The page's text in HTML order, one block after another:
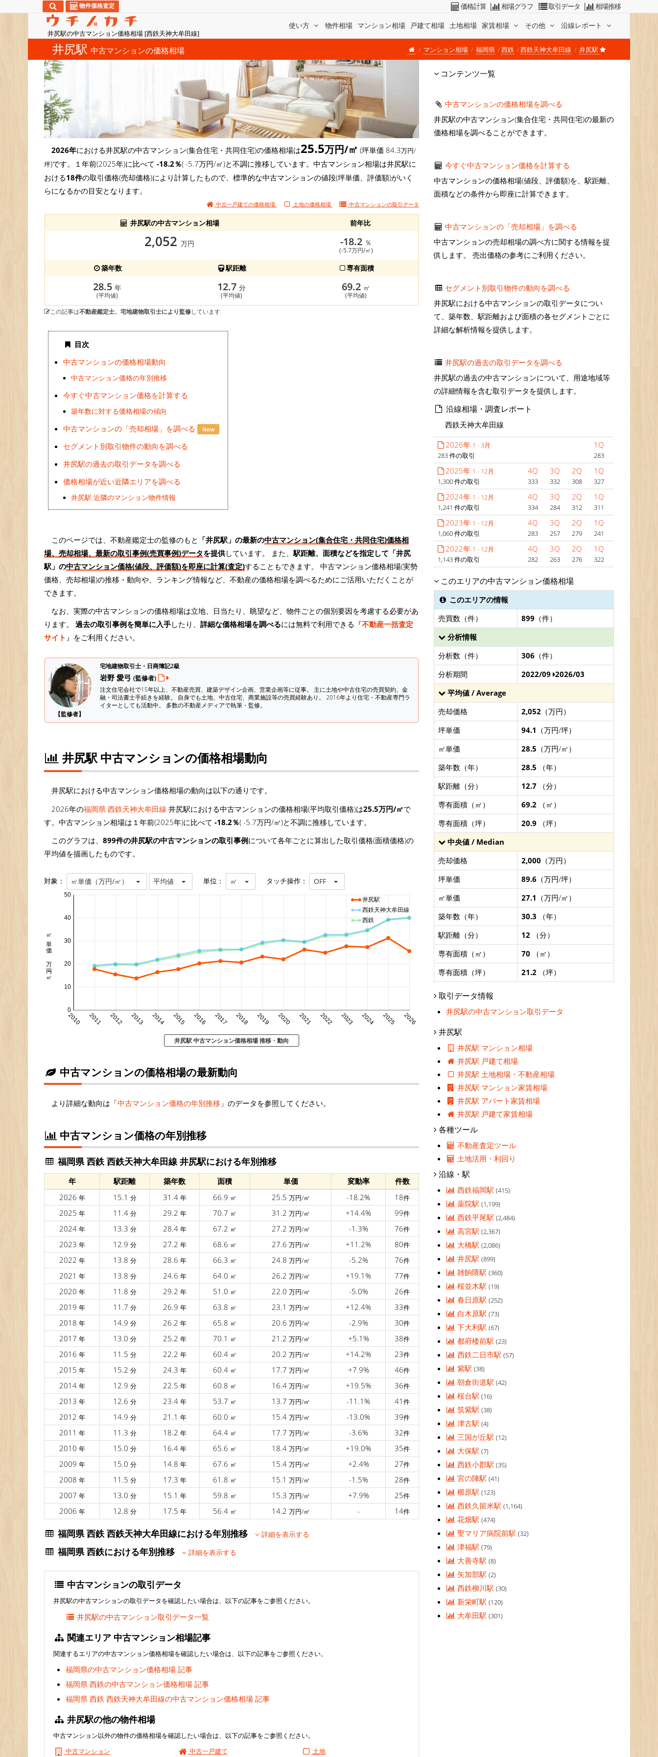
井尻駅の中古マンション価格相場 [西鉄天神大牟田線]
使い方 物件相場 マンション相場 戸建て相場 土地相場 家賃相場 その他 沿線レポート
物件価格査定 価格計算 相場グラフ 取引データ 相場推移
井尻駅 中古マンションの価格相場 マンション相場 福岡県 西鉄 西鉄天神大牟田線 井尻駅
2026年における井尻駅の中古マンション(集合住宅・共同住宅)の価格相場は25.5万円/㎡ (坪単価 84.3万円/
坪)です。１年前(2025年)に比べて -18.2％( -5.7万円/㎡)と不調に推移しています。中古マンション相場は井尻駅に
おける18件の取引価格(売却価格)により計算したもので、標準的な中古マンションの値段(坪単価、評価額)がいく
らになるかの目安となります。
中古一戸建ての価格相場 土地の価格相場 中古マンションの取引データ
井尻駅の中古マンション相場 前年比
2,052 万円 -18.2 ％
(-5.7万円/㎡)
築年数 駅距離 専有面積
28.5 年
(平均値)
12.7 分
(平均値)
69.2 ㎡
(平均値)
この記事は不動産鑑定士、宅地建物取引士により監修しています
目次
中古マンションの価格相場動向
中古マンション価格の年別推移
今すぐ中古マンション価格を計算する
築年数に対する価格相場の傾向
中古マンションの「売却相場」を調べる New
セグメント別取引物件の動向を調べる
井尻駅の過去の取引データを調べる
価格相場が近い近隣エリアを調べる
井尻駅 近隣のマンション物件情報
このページでは、不動産鑑定士の監修のもと 「井尻駅」の最新の中古マンション(集合住宅・共同住宅)価格相
場、売却相場、最新の取引事例(売買事例)データを提供しています。 また、 駅距離、面積などを指定して「井尻
駅」の中古マンション価格(値段、評価額)を即座に計算(査定)することもできます。 中古マンション価格相場(実勢
価格、売却相場)の推移・動向や、ランキング情報など、不動産の価格相場を調べるためにご活用いただくことが
できます。
なお、実際の中古マンションの価格相場は立地、日当たり、眺望など、物件ごとの個別要因を考慮する必要があ
ります。 過去の取引事例を簡単に入手したり、 詳細な価格相場を調べるには無料で利用できる『不動産一括査定
サイト 』をご利用ください。
【監修者】
宅地建物取引士・日商簿記2級
岩野 愛弓 (監修者)
注文住宅会社で15年以上、不動産売買、建築デザイン企画、営業企画等に従事。 主に土地や中古住宅の売買契約、金
融・司法書士手続きを経験。 自身でも土地、中古住宅、商業施設等の売買経験あり。 2016年より住宅・不動産専門ラ
イターとしても活動中。 多数の不動産メディアで執筆・監修。
井尻駅 中古マンションの価格相場動向
井尻駅における中古マンション価格相場の動向は以下の通りです。
2026年の福岡県 西鉄天神大牟田線 井尻駅における中古マンションの価格相場(平均取引価格)は25.5万円/㎡で
す。中古マンション相場は１年前(2025年)に比べて -18.2％( -5.7万円/㎡)と不調に推移しています。
このグラフは、 899件の井尻駅の中古マンションの取引事例について各年ごとに算出した取引価格(面積価格)の
平均値を描画したものです。
対象： ㎡単価（万円/㎡） 平均値 単位： ㎡ タッチ操作： OFF
2010 2011 2012 2013 2014 2015 2016 2017 2018 2019 2020 2021 2022 2023 2024 2025 2026
0
10
20
30
40
50
㎡単価 万円/㎡
井尻駅
西鉄天神大牟田線
西鉄
井尻駅 中古マンション価格相場 推移・動向
中古マンションの価格相場の最新動向
より詳細な動向は「中古マンション価格の年別推移 」のデータを参照してください。
中古マンション価格の年別推移
福岡県 西鉄 西鉄天神大牟田線 井尻駅における年別推移
年 駅距離 築年数 面積 単価 変動率
件数
2026 年 15.1 分 31.4 年 66.9 ㎡ 25.5 万円/㎡ -18.2% 18件
2025 年 11.4 分 29.2 年 70.7 ㎡ 31.2 万円/㎡ +14.4% 99件
2024 年 13.3 分 28.4 年 67.2 ㎡ 27.2 万円/㎡ -1.3% 76件
2023 年 12.9 分 27.2 年 68.6 ㎡ 27.6 万円/㎡ +11.2% 80件
2022 年 13.8 分 28.6 年 66.3 ㎡ 24.8 万円/㎡ -5.2% 76件
2021 年 13.8 分 24.6 年 64.0 ㎡ 26.2 万円/㎡ +19.1% 77件
2020 年 11.8 分 29.2 年 51.0 ㎡ 22.0 万円/㎡ -5.0% 26件
2019 年 11.7 分 26.9 年 63.8 ㎡ 23.1 万円/㎡ +12.4% 33件
2018 年 14.9 分 26.2 年 65.8 ㎡ 20.6 万円/㎡ -2.9% 30件
2017 年 13.0 分 25.2 年 70.1 ㎡ 21.2 万円/㎡ +5.1% 38件
2016 年 11.5 分 22.2 年 60.4 ㎡ 20.2 万円/㎡ +14.2% 23件
2015 年 15.2 分 24.3 年 60.4 ㎡ 17.7 万円/㎡ +7.9% 46件
2014 年 12.9 分 22.5 年 60.8 ㎡ 16.4 万円/㎡ +19.5% 36件
2013 年 12.6 分 23.4 年 53.7 ㎡ 13.7 万円/㎡ -11.1% 41 件
2012 年 14.9 分 21.1 年 60.0 ㎡ 15.4 万円/㎡ -13.0% 39件
2011 年 11.3 分 18.2 年 64.4 ㎡ 17.7 万円/㎡ -3.6% 32件
2010 年 15.0 分 16.4 年 65.6 ㎡ 18.4 万円/㎡ +19.0% 35件
2009 年 15.0 分 14.8 年 67.6 ㎡ 15.4 万円/㎡ +2.4% 27件
2008 年 11.5 分 17.3 年 61.8 ㎡ 15.1 万円/㎡ -1.5% 28件
2007 年 13.0 分 15.1 年 59.8 ㎡ 15.3 万円/㎡ +7.9% 25件
2006 年 12.8 分 17.5 年 56.4 ㎡ 14.2 万円/㎡ - 14件
福岡県 西鉄 西鉄天神大牟田線における年別推移 詳細を表示する
福岡県 西鉄における年別推移 詳細を表示する
中古マンションの取引データ
井尻駅の中古マンションの取引データを確認したい場合は、以下の記事をご参照ください。
井尻駅の中古マンション取引データ一覧
関連エリア 中古マンション相場記事
関連するエリアの中古マンション価格相場を確認したい場合は、以下の記事をご参照ください。
福岡県の中古マンション価格相場 記事
福岡県 西鉄の中古マンション価格相場 記事
福岡県 西鉄 西鉄天神大牟田線の中古マンション価格相場 記事
井尻駅の他の物件相場
中古マンション以外の物件の価格相場を確認したい場合は、以下の記事をご参照ください。
中古マンション
中古一戸建て 土地
コンテンツ一覧
中古マンションの価格相場を調べる
井尻駅の中古マンション(集合住宅・共同住宅)の最新の
価格相場を調べることができます。
今すぐ中古マンション価格を計算する
中古マンションの価格相場(値段、評価額)を、駅距離、
面積などの条件から即座に計算できます。
中古マンションの「売却相場」を調べる
中古マンションの売却相場の調べ方に関する情報を提
供します。 売出価格の参考にご利用ください。
セグメント別取引物件の動向を調べる
井尻駅における中古マンションの取引データについ
て、築年数、駅距離および面積の各セグメントごとに
詳細な解析情報を提供します。
井尻駅の過去の取引データを調べる
井尻駅の過去の中古マンションについて、用途地域等
の詳細情報を含む取引データを提供します。
沿線相場・調査レポート
西鉄天神大牟田線
2026年 1 - 3月
283 件の取引
1Q
283
2025年 1 - 12月
1,300 件の取引
4Q
333
3Q
332
2Q
308
1Q
327
2024年 1 - 12月
1,241 件の取引
4Q
334
3Q
284
2Q
312
1Q
311
2023年 1 - 12月
1,060 件の取引
4Q
283
3Q
257
2Q
279
1Q
241
2022年 1 - 12月
1,143 件の取引
4Q
282
3Q
263
2Q
276
1Q
322
このエリアの中古マンション価格相場
このエリアの情報
売買数（件）
899 （件）
分析情報
分析数（件）
306 （件）
分析期間
2022/09 2026/03
平均値 / Average
売却価格
2,052 （万円）
坪単価
94.1 （万円/坪）
㎡単価
28.5 （万円/㎡）
築年数（年）
28.5 （年）
駅距離（分）
12.7 （分）
専有面積（㎡）
69.2 （㎡）
専有面積（坪）
20.9 （坪）
中央値 / Median
売却価格
2,000 （万円）
坪単価
89.6 （万円/坪）
㎡単価
27.1 （万円/㎡）
築年数（年）
30.3 （年）
駅距離（分）
12 （分）
専有面積（㎡）
70 （㎡）
専有面積（坪）
21.2 （坪）
取引データ情報
井尻駅の中古マンション取引データ
井尻駅
井尻駅 マンション相場
井尻駅 戸建て相場
井尻駅 土地相場・不動産相場
井尻駅 マンション家賃相場
井尻駅 アパート家賃相場
井尻駅 戸建て家賃相場
各種ツール
不動産査定ツール
土地活用・利回り
沿線・駅
西鉄福岡駅(415)
薬院駅(1,199)
西鉄平尾駅(2,484)
高宮駅(2,367)
大橋駅(2,086)
井尻駅(899)
雑餉隈駅(360)
桜並木駅(19)
春日原駅(252)
白木原駅(73)
下大利駅(67)
都府楼前駅(23)
西鉄二日市駅(57)
紫駅(38)
朝倉街道駅(42)
桜台駅(16)
筑紫駅(38)
津古駅(4)
三国が丘駅(12)
大保駅(7)
西鉄小郡駅(35)
宮の陣駅(41)
櫛原駅(123)
西鉄久留米駅(1,164)
花畑駅(474)
聖マリア病院前駅(32)
津福駅(79)
大善寺駅(8)
矢加部駅(2)
西鉄柳川駅(30)
新栄町駅(120)
大牟田駅(301)